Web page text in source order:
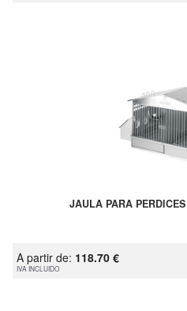
JAULA PARA
A partir de: 118.70 €
IVA INCLUIDO